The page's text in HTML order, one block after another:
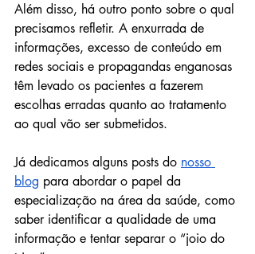
Além disso, há outro ponto sobre o qual
precisamos refletir. A enxurrada de
informações, excesso de conteúdo em
redes sociais e propagandas enganosas
têm levado os pacientes a fazerem
escolhas erradas quanto ao tratamento
ao qual vão ser submetidos.
Já dedicamos alguns posts do nosso
blog para abordar o papel da
especialização na área da saúde, como
saber identificar a qualidade de uma
informação e tentar separar o “joio do